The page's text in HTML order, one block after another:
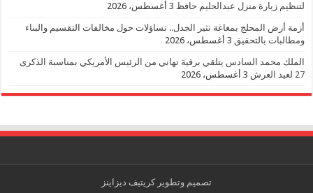
لتنظيم زيارة منزل عبدالحليم حافظ 3 أغسطس، 2026
أزمة أرض المحلج بمغاغة تثير الجدل.. تساؤلات حول مخالفات التقسيم والبناء
ومطالبات بالتحقيق 3 أغسطس، 2026
الملك محمد السادس يتلقي برقية تهاني من الرئيس الأمريكي بمناسبة الذكرى
27 لعيد العرش
3 أغسطس، 2026
تصميم وتطويركريتيف ديزاينز